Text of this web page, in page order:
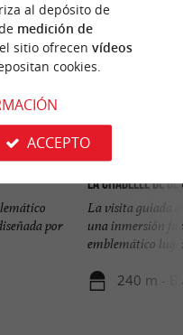
por
La Citadelle de
La visita guiada
una inmersión
emblemático
240 m -
al depósito de
medición de
sitio ofrecen vídeos
cookies.
ACCEPTO